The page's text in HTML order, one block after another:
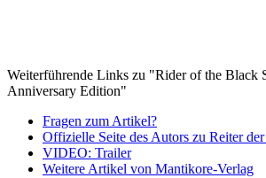
Weiterführende Links zu "Rider of the Black
Anniversary Edition"
Fragen zum Artikel?
Offizielle Seite des Autors zu Reiter
VIDEO: Trailer
Weitere Artikel von Mantikore-Verlag